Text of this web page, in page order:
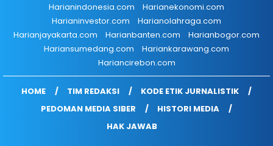
Harianindonesia.com
Harianekonomi.com
Harianinvestor.com
Harianolahraga.com
Harianjayakarta.com
Harianbanten.com
Harianbogor.com
Hariansumedang.com
Hariankarawang.com
Hariancirebon.com
HOME TIM REDAKSI
KODE ETIK JURNALISTIK
PEDOMAN MEDIA SIBER
HISTORI MEDIA
HAK JAWAB